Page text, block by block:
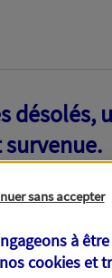
désolés,
survenue.
sans accepter
à
cookies et